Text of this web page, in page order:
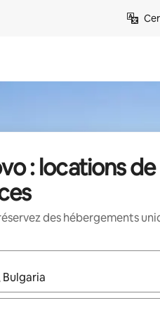
: locations de
des hébergements
résultats s'affichent, utilisez les